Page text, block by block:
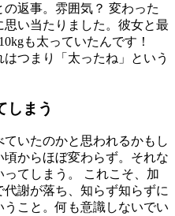
返事。雰囲気？ 変わった
い当たりました。彼女と最
も太っていたんです！
はつまり「太ったね」という
しまう
いたのかと思われるかもし
からほぼ変わらず。それな
てしまう。 これこそ、加
謝が落ち、知らず知らずに
こと。何も意識しないでい